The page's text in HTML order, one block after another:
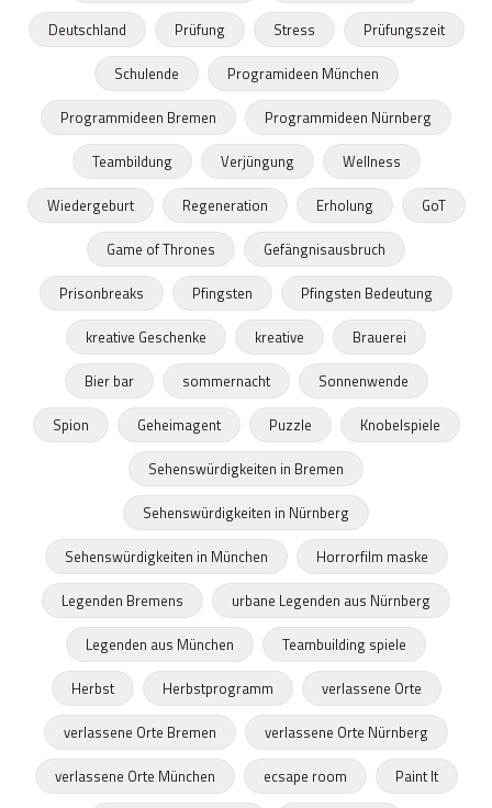
Deutschland
Prüfung Stress
Prüfungszeit
Schulende
Programideen München
Programmideen Bremen
Programmideen Nürnberg
Teambildung
Verjüngung
Wellness
Wiedergeburt
Regeneration Erholung
GoT
Game of Thrones
Gefängnisausbruch
Prisonbreaks
Pfingsten
Pfingsten Bedeutung
kreative Geschenke
kreative
Brauerei
Bier bar
sommernacht
Sonnenwende
Spion
Geheimagent Puzzle
Knobelspiele
Sehenswürdigkeiten in Bremen
Sehenswürdigkeiten in Nürnberg
Sehenswürdigkeiten in München
Horrorfilm maske
Legenden Bremens
urbane Legenden aus Nürnberg
Legenden aus München
Teambuilding spiele
Herbst
Herbstprogramm
verlassene Orte
verlassene Orte Bremen
verlassene Orte Nürnberg
verlassene Orte München
ecsape room
Paint It